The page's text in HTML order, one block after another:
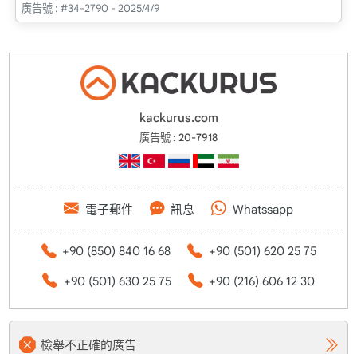
廣告號 : #34-2790 - 2025/4/9
kackurus.com
廣告號 : 20-7918
電子郵件 訊息 Whatssapp
+90 (850) 840 16 68 +90 (501) 620 25 75
+90 (501) 630 25 75 +90 (216) 606 12 30
檢舉不正確的廣告